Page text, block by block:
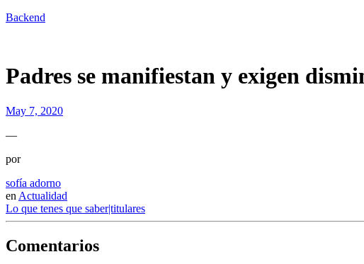
Backend
Padres se manifiestan y exigen
May 7, 2020
—
por
sofía adorno
en Actualidad
Lo que tenes que saber|titulares
Comentarios